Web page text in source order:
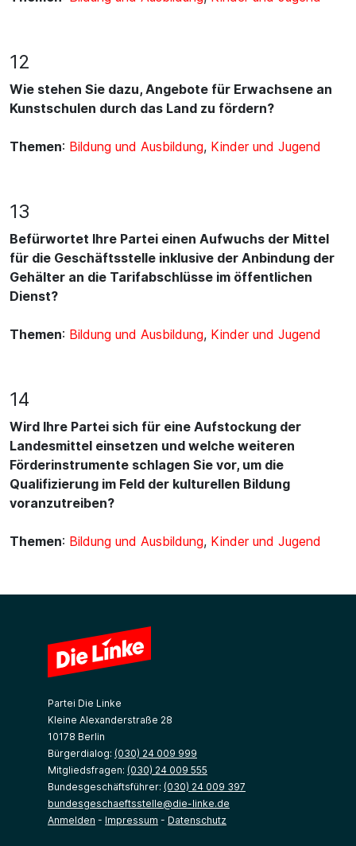
12
Wie stehen Sie dazu, Angebote für Erwachsene an
Kunstschulen durch das Land zu fördern?
Themen: Bildung und Ausbildung, Kinder und Jugend
13
Befürwortet Ihre Partei einen Aufwuchs der Mittel
für die Geschäftsstelle inklusive der Anbindung der
Gehälter an die Tarifabschlüsse im öffentlichen
Dienst?
Themen: Bildung und Ausbildung, Kinder und Jugend
14
Wird Ihre Partei sich für eine Aufstockung der
Landesmittel einsetzen und welche weiteren
Förderinstrumente schlagen Sie vor, um die
Qualifizierung im Feld der kulturellen Bildung
voranzutreiben?
Themen: Bildung und Ausbildung, Kinder und Jugend
Partei Die Linke
Kleine Alexanderstraße 28
10178 Berlin
Bürgerdialog: (030) 24 009 999
Mitgliedsfragen: (030) 24 009 555
Bundesgeschäftsführer: (030) 24 009 397
bundesgeschaeftsstelle@die-linke.de
Anmelden - Impressum - Datenschutz